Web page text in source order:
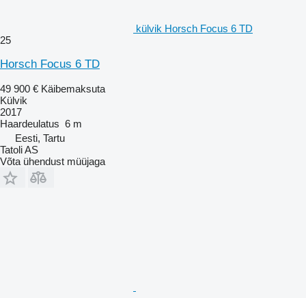
külvik Horsch Focus 6 TD
25
Horsch Focus 6 TD
49 900 € Käibemaksuta
Külvik
2017
Haardeulatus 6 m
Eesti, Tartu
Tatoli AS
Võta ühendust müüjaga